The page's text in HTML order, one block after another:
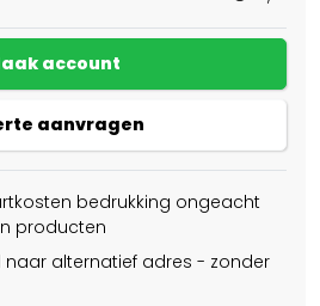
account
aanvragen
bedrukking ongeacht
producten
naar alternatief adres - zonder